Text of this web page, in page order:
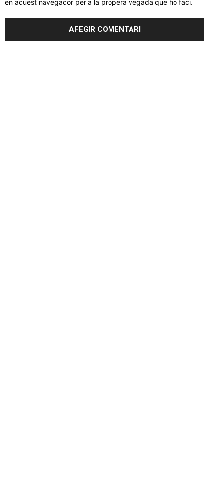
en aquest navegador per a la propera vegada que ho faci.